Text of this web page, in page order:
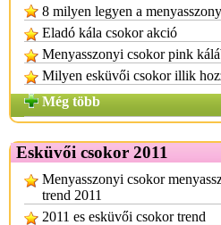
8 milyen legyen a
Eladó kála csokor akció
Menyasszonyi csokor pink
Milyen esküvői csokor illik
Még több
Esküvői csokor 2011
Menyasszonyi csokor
trend 2011
2011 es esküvői csokor trend